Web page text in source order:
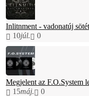
Inlitnment - vadonatúj
10júl. 0
Megjelent az F.O.System
15máj. 0